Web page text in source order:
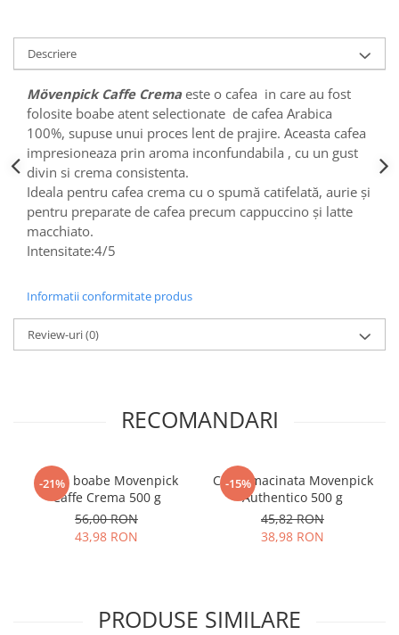
Descriere
Mövenpick Caffe Crema este o cafea in care au fost
folosite boabe atent selectionate de cafea Arabica
100%, supuse unui proces lent de prajire. Aceasta cafea
impresioneaza prin aroma inconfundabila , cu un gust
divin si crema consistenta.
Ideala pentru cafea crema cu o spumă catifelată, aurie și
pentru preparate de cafea precum cappuccino și latte
macchiato.
Intensitate:4/5
Informatii conformitate produs
Review-uri(0)
RECOMANDARI
-21%
Cafea boabe Movenpick
Caffe Crema 500 g
56,00 RON
43,98 RON
-15%
Cafea macinata Movenpick
Authentico 500 g
45,82 RON
38,98 RON
PRODUSE SIMILARE